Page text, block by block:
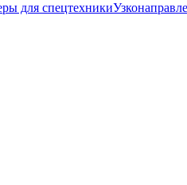
для спецтехники